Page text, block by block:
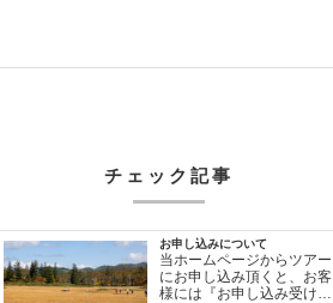
チェック記事
お申し込みについて
当ホームページからツアー
にお申し込み頂くと、お客
様には『お申し込み受け付